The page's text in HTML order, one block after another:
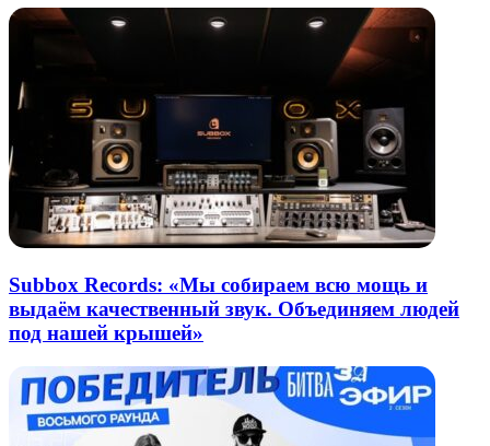
Subbox Records: «Мы собираем всю мощь и
выдаём качественный звук. Объединяем людей
под нашей крышей»